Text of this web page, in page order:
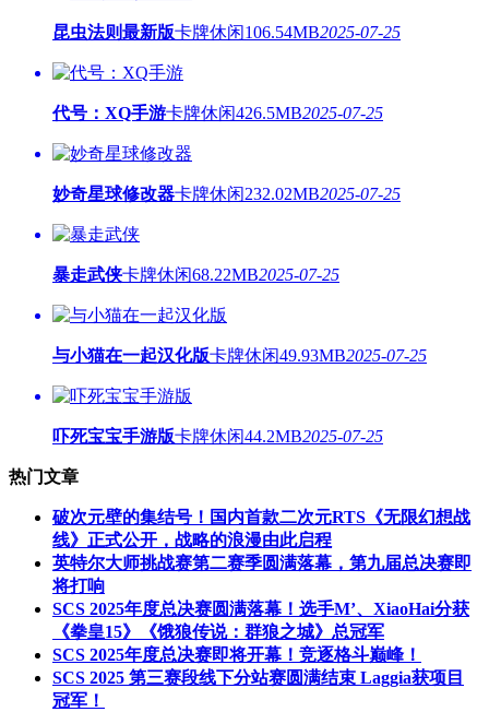
昆虫法则最新版卡牌休闲106.54MB2025-07-25
代号：XQ手游卡牌休闲426.5MB2025-07-25
妙奇星球修改器卡牌休闲232.02MB2025-07-25
暴走武侠卡牌休闲68.22MB2025-07-25
与小猫在一起汉化版卡牌休闲49.93MB2025-07-25
吓死宝宝手游版卡牌休闲44.2MB2025-07-25
热门文章
破次元壁的集结号！国内首款二次元RTS《无限幻想战
线》正式公开，战略的浪漫由此启程
英特尔大师挑战赛第二赛季圆满落幕，第九届总决赛即
将打响
SCS 2025年度总决赛圆满落幕！选手M’、XiaoHai分获
《拳皇15》《饿狼传说：群狼之城》总冠军
SCS 2025年度总决赛即将开幕！竞逐格斗巅峰！
SCS 2025 第三赛段线下分站赛圆满结束 Laggia获项目
冠军！